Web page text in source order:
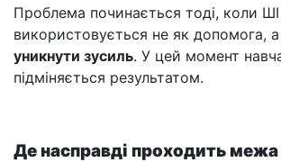
Проблема починається тоді, коли ШІ
використовується не як допомога, а
уникнути зусиль. У цей момент
підміняється результатом.
Де насправді проходить межа